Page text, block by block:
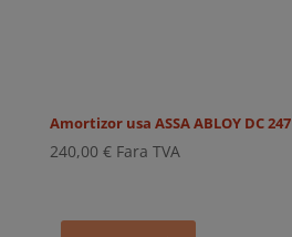
Amortizor usa ASSA ABLOY DC 247
240,00 € Fara TVA